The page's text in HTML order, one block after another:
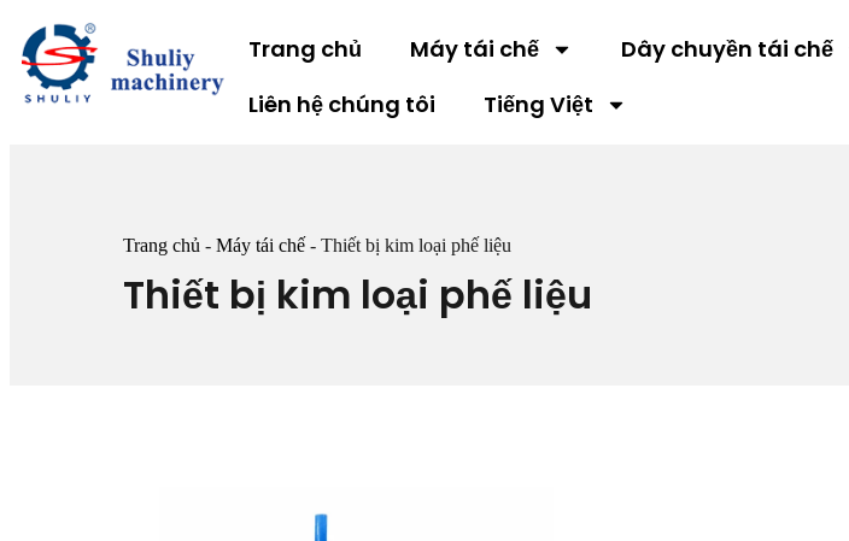
Trang chủ Máy tái chế Dây chuyền tái chế
Liên hệ chúng tôi
Tiếng Việt
Trang chủ - Máy tái chế - Thiết bị kim loại phế liệu
Thiết bị kim loại phế liệu